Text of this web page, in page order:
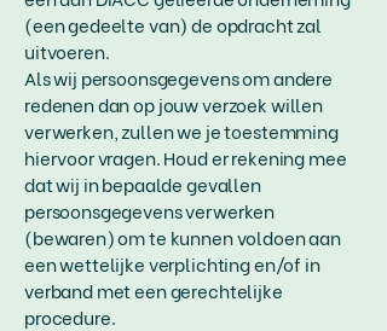
(een gedeelte van) de opdracht zal
uitvoeren.
Als wij persoonsgegevens om andere
redenen dan op jouw verzoek willen
verwerken, zullen we je toestemming
hiervoor vragen. Houd er rekening mee
dat wij in bepaalde gevallen
persoonsgegevens verwerken
(bewaren) om te kunnen voldoen aan
een wettelijke verplichting en/of in
verband met een gerechtelijke
procedure.